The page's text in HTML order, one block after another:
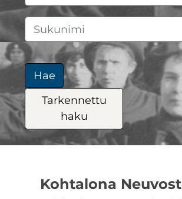
Sukunimi
Hae
Tarkennettu
haku
Kohtalona